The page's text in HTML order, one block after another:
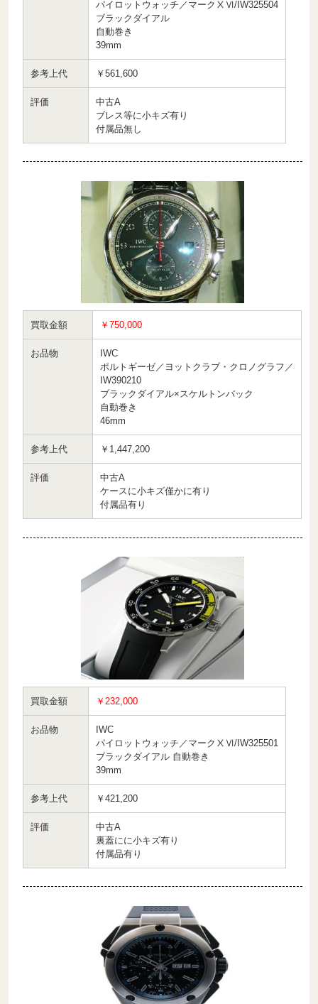
パイロットウォッチ／マークⅩⅥ/IW325504
ブラックダイアル
自動巻き
39mm
参考上代 ￥561,600
評価
中古A
ブレス等に小キズ有り
付属品無し
買取金額 ￥750,000
お品物
IWC
ポルトギーゼ／ヨットクラブ・クロノグラフ／
IW390210
ブラックダイアル×スケルトンバック
自動巻き
46mm
参考上代 ￥1,447,200
評価
中古A
ケースに小キズ僅かに有り
付属品有り
買取金額 ￥232,000
お品物
IWC
パイロットウォッチ／マークⅩⅥ/IW325501
ブラックダイアル 自動巻き
39mm
参考上代 ￥421,200
評価
中古A
裏蓋にに小キズ有り
付属品有り